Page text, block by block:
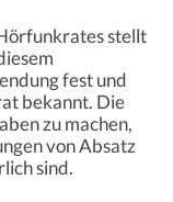
stellt
fest und
bekannt. Die
zu machen,
von Absatz
sind.